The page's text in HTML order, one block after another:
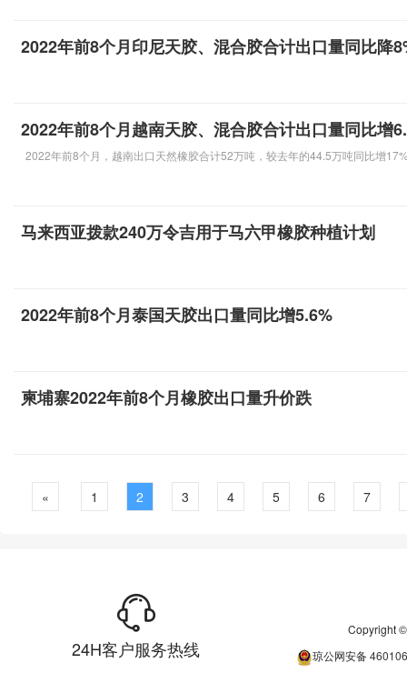
2022年前8个月印尼天胶、混合胶合计出口量同比降
2022年前8个月越南天胶、混合胶合计出口量同比增
2022年前8个月，越南出口天然橡胶合计52万吨，较去年的44.5万吨同比增
马来西亚拨款240万令吉用于马六甲橡胶种植计划
2022年前8个月泰国天胶出口量同比增5.6%
柬埔寨2022年前8个月橡胶出口量升价跌
« 1 2 3 4 5 6 7
24H客户服务热线
Copyright
琼公网安备